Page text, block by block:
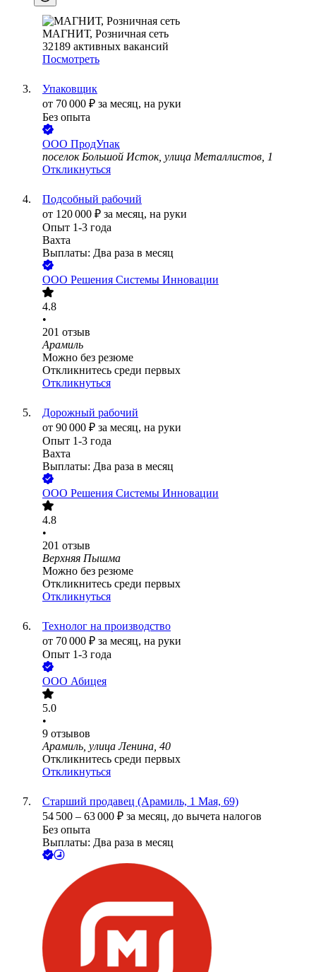
МАГНИТ, Розничная сеть
32189 активных вакансий
Посмотреть
Упаковщик
от 70 000 ₽ за месяц, на руки
Без опыта
ООО ПродУпак
поселок Большой Исток, улица Металлистов, 1
Откликнуться
Подсобный рабочий
от 120 000 ₽ за месяц, на руки
Опыт 1-3 года
Вахта
Выплаты: Два раза в месяц
ООО Решения Системы Инновации
4.8
•
201 отзыв
Арамиль
Можно без резюме
Откликнитесь среди первых
Откликнуться
Дорожный рабочий
от 90 000 ₽ за месяц, на руки
Опыт 1-3 года
Вахта
Выплаты: Два раза в месяц
ООО Решения Системы Инновации
4.8
•
201 отзыв
Верхняя Пышма
Можно без резюме
Откликнитесь среди первых
Откликнуться
Технолог на производство
от 70 000 ₽ за месяц, на руки
Опыт 1-3 года
ООО Абицея
5.0
•
9 отзывов
Арамиль, улица Ленина, 40
Откликнитесь среди первых
Откликнуться
Старший продавец (Арамиль, 1 Мая, 69)
54 500 – 63 000 ₽ за месяц, до вычета налогов
Без опыта
Выплаты: Два раза в месяц